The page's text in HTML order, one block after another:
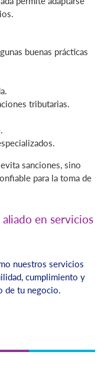
buenas prácticas
tributarias.
sanciones, sino
para la toma de
en servicios
nuestros servicios
cumplimiento y
de tu negocio.